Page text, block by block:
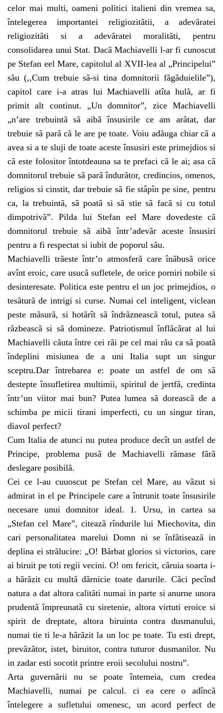
celor mai multi, oameni politici italieni din vremea sa,
întelegerea importantei religiozitãtii, a adevãratei
religiozitãti si a adevãratei moralitãti, pentru
consolidarea unui Stat. Dacã Machiavelli l-ar fi cunoscut
pe Stefan eel Mare, capitolul al XVII-lea al „Principelui”
sãu (,,Cum trebuie sã-si tina domnitorii fãgãduielile”),
capitol care i-a atras lui Machiavelli atîta hulã, ar fi
primit alt continut. „Un domnitor”, zice Machiavelli
„n’are trebuintã sã aibã însusirile ce am arãtat, dar
trebuie sã parã cã le are pe toate. Voiu adãuga chiar cã a
avea si a te sluji de toate aceste însusiri este primejdios si
cã este folositor întotdeauna sa te prefaci cã le ai; asa cã
domnitorul trebuie sã parã îndurãtor, credincios, omenos,
religios si cinstit, dar trebuie sã fie stâpîn pe sine, pentru
ca, la trebuintã, sã poatã si sã stie sã facã si cu totul
dimpotrivã”. Pilda lui Stefan eel Mare dovedeste cã
domnitorul trebuie sã aibã într’adevãr aceste însusiri
pentru a fi respectat si iubit de poporul sãu.
Machiavelli trãeste într’o atmosferã care înãbusã orice
avînt eroic, care usucã sufletele, de orice porniri nobile si
desinteresate. Politica este pentru el un joc primejdios, o
tesãturã de intrigi si curse. Numai cel inteligent, viclean
peste mãsurã, si hotãrît sã îndrãzneascã totul, putea sã
rãzbeascã si sã domineze. Patriotismul înflãcãrat al lui
Machiavelli cãuta între cei rãi pe cel mai rãu ca sã poatã
îndeplini misiunea de a uni Italia supt un singur
sceptru.Dar întrebarea e: poate un astfel de om sã
destepte însufletirea multimii, spiritul de jertfã, credinta
într’un viitor mai bun? Putea lumea sã doreascã de a
schimba pe micii tirani imperfecti, cu un singur tiran,
diavol perfect?
Cum Italia de atunci nu putea produce decît un astfel de
Principe, problema pusã de Machiavelli rãmase fãrã
deslegare posibilã.
Cei ce l-au cuuoscut pe Stefan cel Mare, au vãzut si
admirat in el pe Principele care a întrunit toate însusirile
necesare unui domnitor ideal. 1. Ursu, in cartea sa
„Stefan cel Mare”, citeazã rîndurile lui Miechovita, din
cari personalitatea marelui Domn ni se înfãtiseazã in
deplina ei strãlucire: „O! Bãrbat glorios si victorios, care
ai biruit pe toti regii vecini. O! om fericit, cãruia soarta i-
a hãrãzit cu multã dãrnicie toate darurile. Cãci pecînd
natura a dat altora calitãti numai in parte si anurne unora
prudentã împreunatã cu siretenie, altora virtuti eroice si
spirit de dreptate, altora biruinta contra dusmanului,
numai tie ti le-a hãrãzit la un loc pe toate. Tu esti drept,
prevãzãtor, istet, biruitor, contra tuturor dusmanilor. Nu
in zadar esti socotit printre eroii secolului nostru”.
Arta guvernãrii nu se poate întemeia, cum credea
Machiavelli, numai pe calcul. ci ea cere o adîncã
întelegere a sufletului omenesc, un acord perfect de